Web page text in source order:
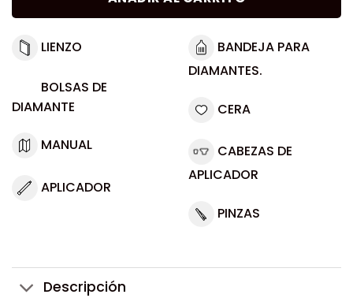
LIENZO
BOLSAS DE
DIAMANTE
MANUAL
APLICADOR
BANDEJA PARA
DIAMANTES.
CERA
CABEZAS DE
APLICADOR
PINZAS
Descripción